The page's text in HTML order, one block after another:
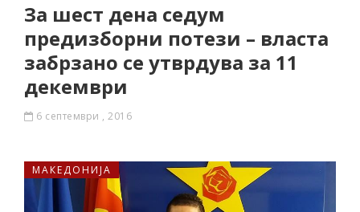
За шест дена седум
предизборни потези – власта
забрзано се утврдува за 11
декември
6 септември , 2016
МАКЕДОНИЈА